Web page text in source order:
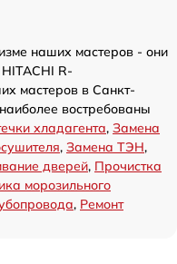
наших мастеров - они
R-
мастеров в Санкт-
востребованы
хладагента, Замена
, Замена ТЭН,
дверей, Прочистка
морозильного
, Ремонт